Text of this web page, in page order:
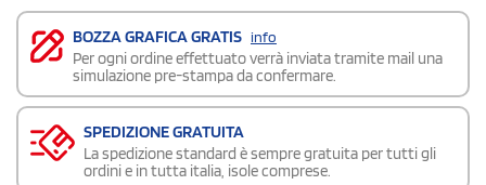
BOZZA GRAFICA GRATIS info
Per ogni ordine effettuato verrà inviata tramite mail una
simulazione pre-stampa da confermare.
SPEDIZIONE GRATUITA
La spedizione standard è sempre gratuita per tutti gli
ordini e in tutta italia, isole comprese.